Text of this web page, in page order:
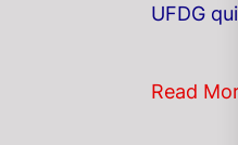
UFDG
Read